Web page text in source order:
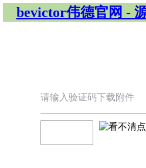
bevictor伟德官网 -
请输入验证码下载附件